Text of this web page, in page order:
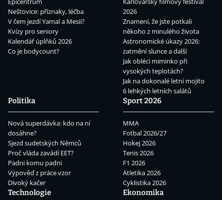
Neštovice: příznaky, léčba
V čem jezdí Yamal a Mesii?
Kvízy pro seniory
Kalendář úplňků 2026
Co je bodycount?
2026
Znamení, že jste potkali
někoho z minulého života
Astronomické úkazy 2026:
zatmění slunce a další
Jak obléci miminko při
vysokých teplotách?
Jak na dokonalé letní mojito
6 lehkých letních salátů
Politika
Nová superdávka: kdo na ní
dosáhne?
Sjezd sudetských Němců
Proč vláda zavádí EET?
Padni komu padni
Výpověď z práce vzor
Divoký kačer
Sport 2026
MMA
Fotbal 2026/27
Hokej 2026
Tenis 2026
F1 2026
Atletika 2026
Cyklistika 2026
Technologie
Ekonomika